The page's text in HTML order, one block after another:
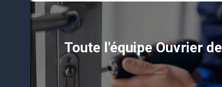
Toute l'équipe Ouvrier